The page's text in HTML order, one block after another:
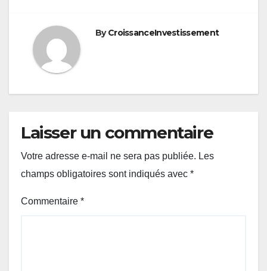
ByCroissanceInvestissement
Laisser un commentaire
Votre adresse e-mail ne sera pas publiée. Les
champs obligatoires sont indiqués avec *
Commentaire *